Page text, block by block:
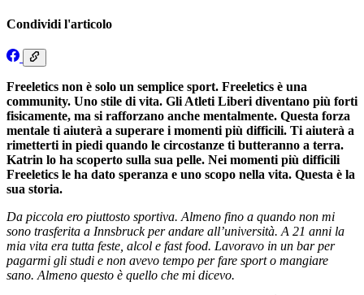
Condividi l'articolo
Freeletics non è solo un semplice sport. Freeletics è una
community. Uno stile di vita. Gli Atleti Liberi diventano più forti
fisicamente, ma si rafforzano anche mentalmente. Questa forza
mentale ti aiuterà a superare i momenti più difficili. Ti aiuterà a
rimetterti in piedi quando le circostanze ti butteranno a terra.
Katrin lo ha scoperto sulla sua pelle. Nei momenti più difficili
Freeletics le ha dato speranza e uno scopo nella vita. Questa è la
sua storia.
Da piccola ero piuttosto sportiva. Almeno fino a quando non mi
sono trasferita a Innsbruck per andare all’università. A 21 anni la
mia vita era tutta feste, alcol e fast food. Lavoravo in un bar per
pagarmi gli studi e non avevo tempo per fare sport o mangiare
sano. Almeno questo è quello che mi dicevo.